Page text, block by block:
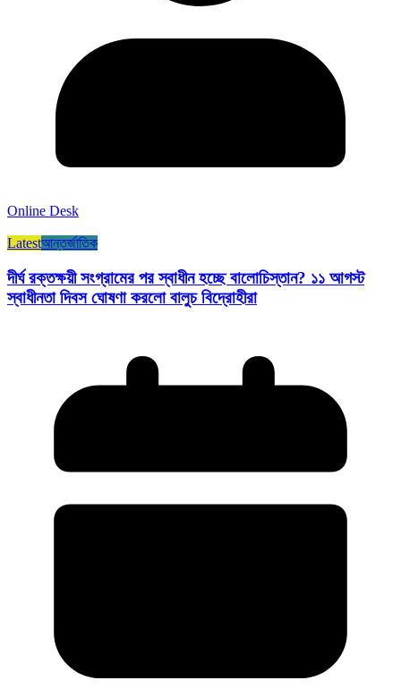
Online Desk
Latestআন্তর্জাতিক
দীর্ঘ রক্তক্ষয়ী সংগ্রামের পর স্বাধীন হচ্ছে বালোচিস্তান? ১১ আগস্ট
স্বাধীনতা দিবস ঘোষণা করলো বালুচ বিদ্রোহীরা